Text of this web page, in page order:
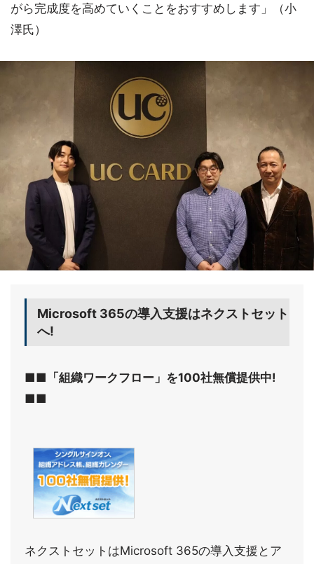
がら完成度を高めていくことをおすすめします」（小
澤氏）
Microsoft 365の導入支援はネクストセット
へ!
■■「組織ワークフロー」を100社無償提供中!
■■
ネクストセットはMicrosoft 365の導入支援とア